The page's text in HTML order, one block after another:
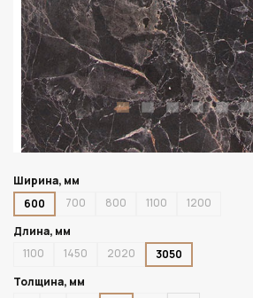
Ширина, мм
600
700 800 1100
1200
Длина, мм
1100
1450 2020
3050
Толщина, мм